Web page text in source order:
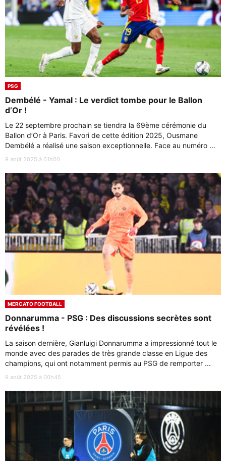
PSG
Dembélé - Yamal : Le verdict tombe pour le Ballon
d’Or !
Le 22 septembre prochain se tiendra la 69ème cérémonie du
Ballon d’Or à Paris. Favori de cette édition 2025, Ousmane
Dembélé a réalisé une saison exceptionnelle. Face au numéro ...
9 août 2025 à 01h00
MERCATO FOOTBALL
Donnarumma - PSG : Des discussions secrètes sont
révélées !
La saison dernière, Gianluigi Donnarumma a impressionné tout le
monde avec des parades de très grande classe en Ligue des
champions, qui ont notamment permis au PSG de remporter ...
9 août 2025 à 00h45